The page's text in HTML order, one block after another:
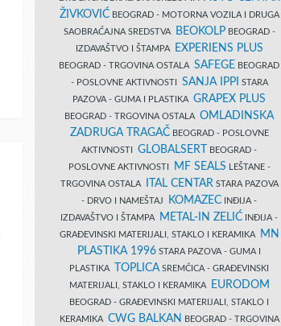
ŽIVKOVIĆBEOGRAD - MOTORNA VOZILA I DRUGA
SAOBRAĆAJNA SREDSTVA
BEOKOLPBEOGRAD -
IZDAVAŠTVO I ŠTAMPA
EXPERIENS PLUS
BEOGRAD - TRGOVINA OSTALA SAFEGE BEOGRAD
- POSLOVNE AKTIVNOSTI SANJA IPPI
STARA
PAZOVA - GUMA I PLASTIKA GRAPEX PLUS
BEOGRAD - TRGOVINA OSTALA OMLADINSKA
ZADRUGA TRAGAČBEOGRAD - POSLOVNE
AKTIVNOSTI GLOBALSERT
BEOGRAD -
POSLOVNE AKTIVNOSTI
MF SEALS LEŠTANE -
TRGOVINA OSTALA
ITAL CENTAR STARA PAZOVA
- DRVO I NAMEŠTAJ
KOMAZEC INĐIJA -
IZDAVAŠTVO I ŠTAMPA
METAL-IN ZELIĆ INĐIJA -
GRAĐEVINSKI MATERIJALI, STAKLO I KERAMIKA
MN
PLASTIKA 1996 STARA PAZOVA - GUMA I
PLASTIKA
TOPLICA SREMČICA - GRAĐEVINSKI
MATERIJALI, STAKLO I KERAMIKA
EURODOM
BEOGRAD - GRAĐEVINSKI MATERIJALI, STAKLO I
KERAMIKA CWG BALKAN
BEOGRAD - TRGOVINA